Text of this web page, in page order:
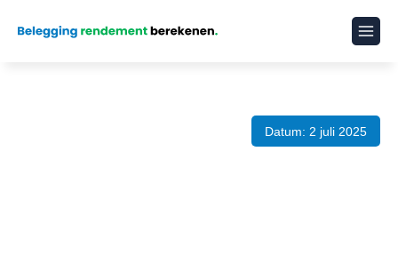
Datum: 2 juli 2025